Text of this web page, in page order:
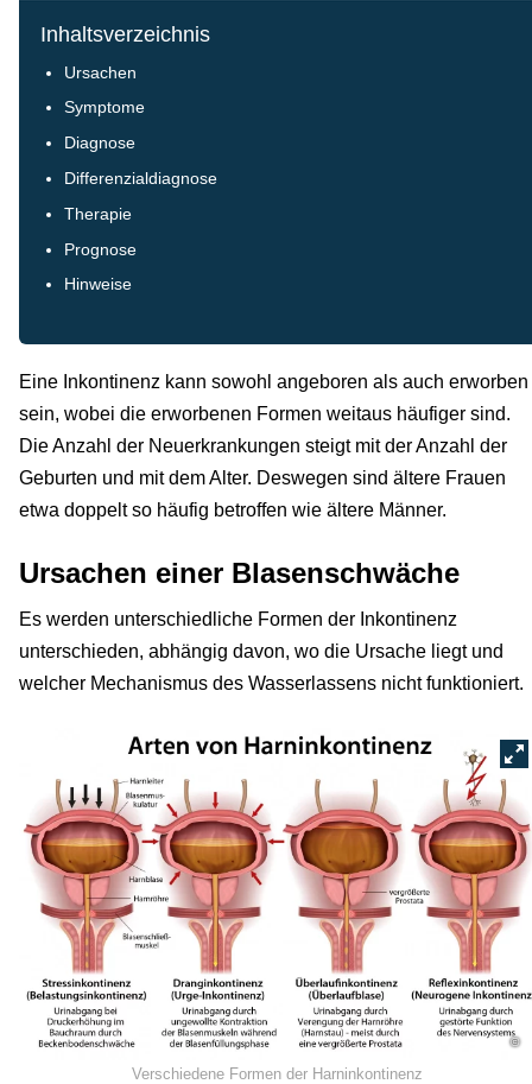
Inhaltsverzeichnis
Ursachen
Symptome
Diagnose
Differenzialdiagnose
Therapie
Prognose
Hinweise
Eine Inkontinenz kann sowohl angeboren als auch erworben
sein, wobei die erworbenen Formen weitaus häufiger sind.
Die Anzahl der Neuerkrankungen steigt mit der Anzahl der
Geburten und mit dem Alter. Deswegen sind ältere Frauen
etwa doppelt so häufig betroffen wie ältere Männer.
Ursachen einer Blasenschwäche
Es werden unterschiedliche Formen der Inkontinenz
unterschieden, abhängig davon, wo die Ursache liegt und
welcher Mechanismus des Wasserlassens nicht funktioniert.
©
Verschiedene Formen der Harninkontinenz